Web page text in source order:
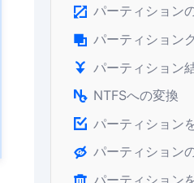
 パーティション
 パーティション
 パーティション
 NTFSへの変換
 パーティション
 パーティション